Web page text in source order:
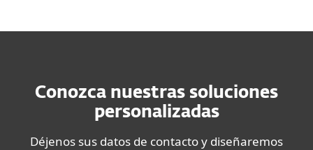
Conozca nuestras soluciones
personalizadas
Déjenos sus datos de contacto y diseñaremos